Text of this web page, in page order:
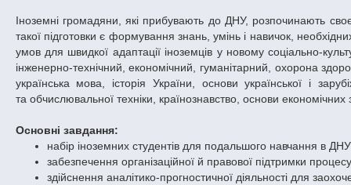
Іноземні громадяни, які прибувають до ДНУ, розпочинають
такої підготовки є формування знань, умінь і навичок,
умов для швидкої адаптації іноземців у новому соціально-
інженерно-технічний, економічний, гуманітарний, охорона
українська мова, історія України, основи української і
та обчислювальної техніки, країнознавство, основи економічних
Основні завдання:
набір іноземних студентів для подальшого навчання в
забезпечення організаційної й правової підтримки
здійснення аналітико-прогностичної діяльності для